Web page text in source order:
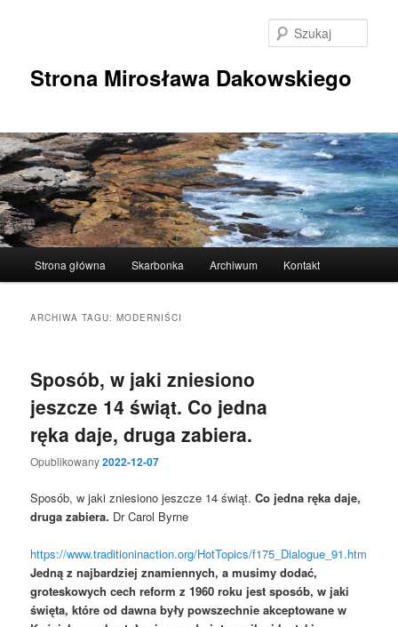
Strona Mirosława Dakowskiego
Strona główna Skarbonka Archiwum Kontakt
ARCHIWA TAGU:MODERNIŚCI
Sposób, w jaki zniesiono
jeszcze 14 świąt. Co jedna
ręka daje, druga zabiera.
Opublikowany2022-12-07
Sposób, w jaki zniesiono jeszcze 14 świąt.Co jedna ręka daje,
druga zabiera. Dr Carol Byrne
https://www.traditioninaction.org/HotTopics/f175_Dialogue_91.htm
Jedną z najbardziej znamiennych, a musimy dodać,
groteskowych cech reform z 1960 roku jest sposób, w jaki
święta, które od dawna były powszechnie akceptowane w